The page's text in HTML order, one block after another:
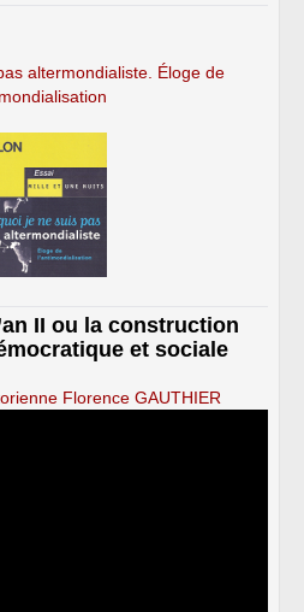
altermondialiste. Éloge de
II ou la construction
et sociale
Florence GAUTHIER